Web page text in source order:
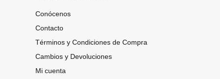
Conócenos
Contacto
Términos y Condiciones de Compra
Cambios y Devoluciones
Mi cuenta